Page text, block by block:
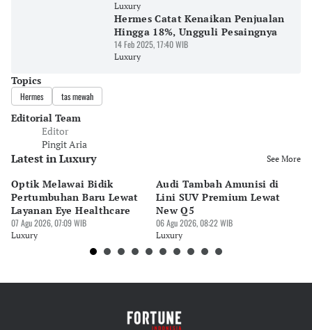
Luxury
Hermes Catat Kenaikan Penjualan
Hingga 18%, Ungguli Pesaingnya
14 Feb 2025, 17:40 WIB
Luxury
Topics
Hermes tas mewah
Editorial Team
Editor
Pingit Aria
Latest in Luxury See More
Optik Melawai Bidik
Pertumbuhan Baru Lewat
Layanan Eye Healthcare
07 Agu 2026, 07:09 WIB
Luxury
Audi Tambah Amunisi di
Lini SUV Premium Lewat
New Q5
06 Agu 2026, 08:22 WIB
Luxury